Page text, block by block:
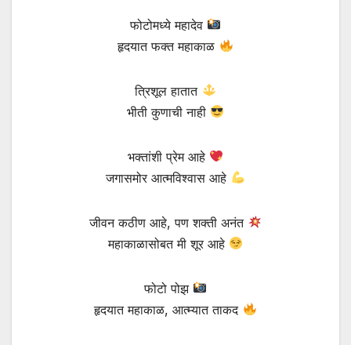
फोटोमध्ये महादेव
हृदयात फक्त महाकाळ
त्रिशूल हातात
भीती कुणाची नाही
भक्तांशी प्रेम आहे
जगासमोर आत्मविश्वास आहे
जीवन कठीण आहे, पण शक्ती अनंत
महाकाळासोबत मी शूर आहे
फोटो पोझ
हृदयात महाकाळ, आत्म्यात ताकद